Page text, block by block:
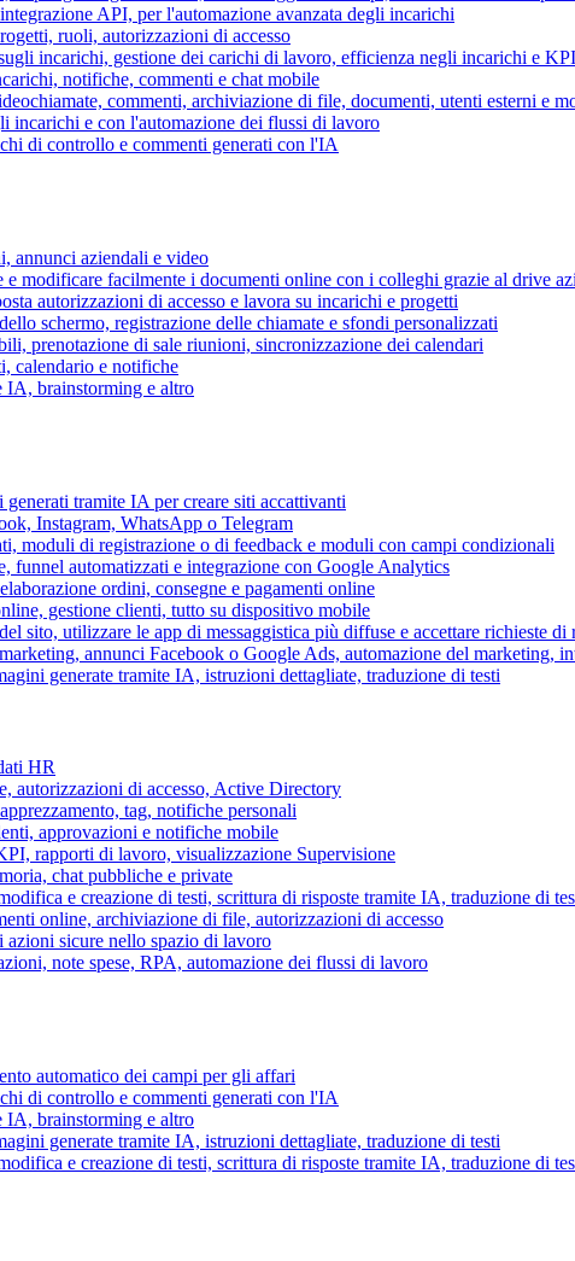
API, per l'automazione avanzata degli incarichi
ruoli, autorizzazioni di accesso
incarichi, gestione dei carichi di lavoro, efficienza negli incarichi e KPI
notifiche, commenti e chat mobile
commenti, archiviazione di file, documenti, utenti esterni e
incarichi e con l'automazione dei flussi di lavoro
di controllo e commenti generati con l'IA
annunci aziendali e video
modificare facilmente i documenti online con i colleghi grazie al drive
autorizzazioni di accesso e lavora su incarichi e progetti
schermo, registrazione delle chiamate e sfondi personalizzati
prenotazione di sale riunioni, sincronizzazione dei calendari
calendario e notifiche
IA, brainstorming e altro
tramite IA per creare siti accattivanti
Instagram, WhatsApp o Telegram
moduli di registrazione o di feedback e moduli con campi condizionali
funnel automatizzati e integrazione con Google Analytics
ordini, consegne e pagamenti online
gestione clienti, tutto su dispositivo mobile
sito, utilizzare le app di messaggistica più diffuse e accettare richieste di
annunci Facebook o Google Ads, automazione del marketing,
generate tramite IA, istruzioni dettagliate, traduzione di testi
HR
autorizzazioni di accesso, Active Directory
tag, notifiche personali
approvazioni e notifiche mobile
rapporti di lavoro, visualizzazione Supervisione
chat pubbliche e private
e creazione di testi, scrittura di risposte tramite IA, traduzione di
online, archiviazione di file, autorizzazioni di accesso
sicure nello spazio di lavoro
note spese, RPA, automazione dei flussi di lavoro
automatico dei campi per gli affari
di controllo e commenti generati con l'IA
IA, brainstorming e altro
generate tramite IA, istruzioni dettagliate, traduzione di testi
e creazione di testi, scrittura di risposte tramite IA, traduzione di